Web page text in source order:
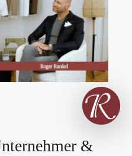
&